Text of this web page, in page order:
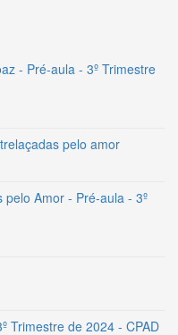
- Pré-aula - 3º Trimestre
pelo amor
Amor - Pré-aula - 3º
Trimestre de 2024 - CPAD